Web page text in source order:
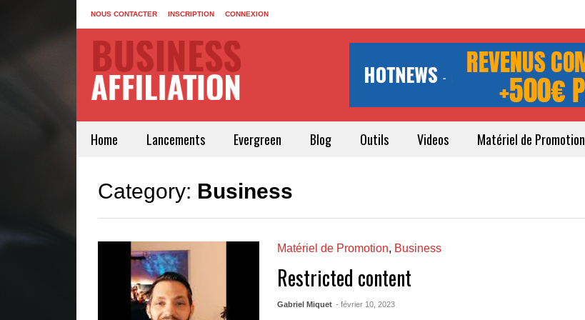
NOUS CONTACTER INSCRIPTION CONNEXION
Home Lancements Evergreen Blog Outils Videos Matériel de Promotion
Category: Business
Matériel de Promotion, Business
Restricted content
Gabriel Miquet - février 10, 2023